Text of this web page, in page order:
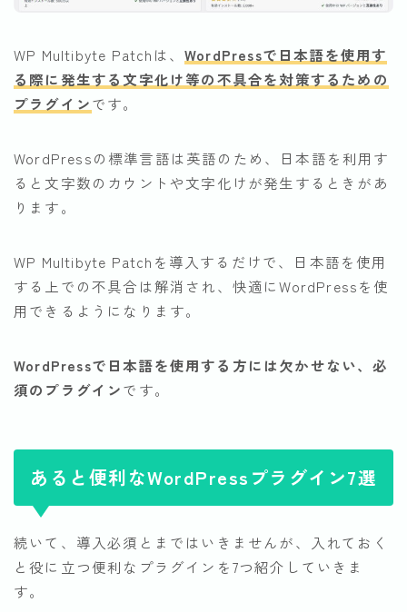
WP Multibyte Patchは、 WordPressで日本語を使用す
る際に発生する文字化け等の不具合を対策するための
プラグインです。
WordPressの標準言語は英語のため、日本語を利用す
ると文字数のカウントや文字化けが発生するときがあ
ります。
WP Multibyte Patchを導入するだけで、日本語を使用
する上での不具合は解消され、快適にWordPressを使
用できるようになります。
WordPressで日本語を使用する方には欠かせない、必
須のプラグインです。
あると便利なWordPressプラグイン7選
続いて、導入必須とまではいきませんが、入れておく
と役に立つ便利なプラグインを7つ紹介していきま
す。